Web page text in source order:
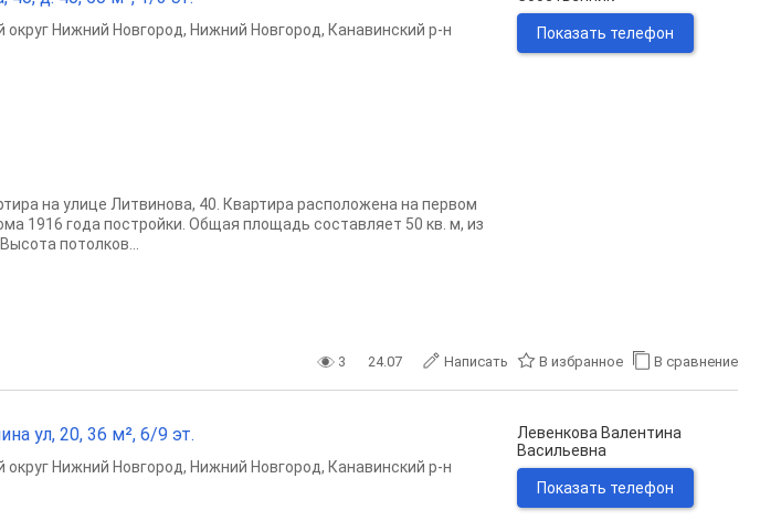
округ Нижний Новгород, Нижний Новгород, Канавинский р-н
на улице Литвинова, 40. Квартира расположена на первом
1916 года постройки. Общая площадь составляет 50 кв. м, из
потолков...
Показать телефон
3 24.07 Написать В избранное В сравнение
ул, 20, 36 м², 6/9 эт.
округ Нижний Новгород, Нижний Новгород, Канавинский р-н
Левенкова Валентина
Васильевна
Показать телефон